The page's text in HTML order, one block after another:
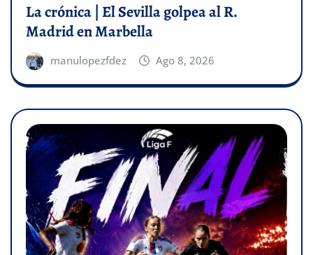
La crónica | El Sevilla golpea al R.
Madrid en Marbella
manulopezfdez Ago 8, 2026